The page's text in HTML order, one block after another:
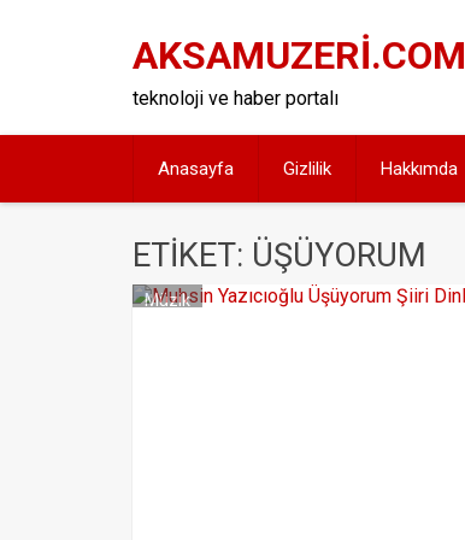
AKSAMUZERİ.COM
teknoloji ve haber portalı
Anasayfa Gizlilik Hakkımda
ETIKET: ÜŞÜYORUM
Müzik